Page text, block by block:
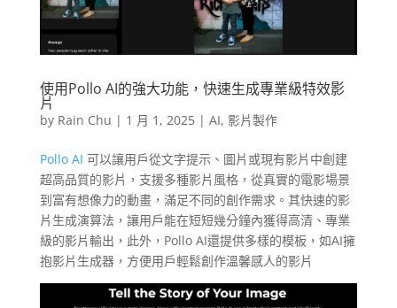
使用Pollo AI的強大功能，快速生成專業級特效影
片
by Rain Chu | 1 月 1, 2025| AI, 影片製作
Pollo AI 可以讓用戶從文字提示、圖片或現有影片中創建
超高品質的影片，支援多種影片風格，從真實的電影場景
到富有想像力的動畫，滿足不同的創作需求。其快速的影
片生成演算法，讓用戶能在短短幾分鐘內獲得高清、專業
級的影片輸出，此外，Pollo AI還提供多樣的模板，如AI擁
抱影片生成器，方便用戶輕鬆創作溫馨感人的影片